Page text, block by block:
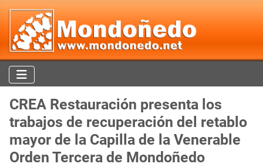
CREA Restauración presenta los
trabajos de recuperación del retablo
mayor de la Capilla de la Venerable
Orden Tercera de Mondoñedo